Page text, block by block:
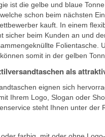
ist die gelbe und blaue
schon beim nächsten
kauft. In einem
sicher beim Kunden an und
Folientasche.
somit in der gelben
als
eignen sich
Ihrem Logo, Slogan oder
steht Ihnen unter der